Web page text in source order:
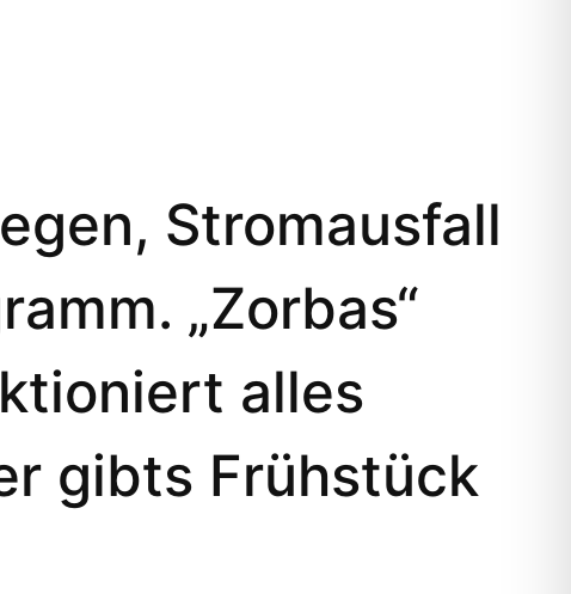
Stromausfall
„Zorbas“
alles
gibts Frühstück